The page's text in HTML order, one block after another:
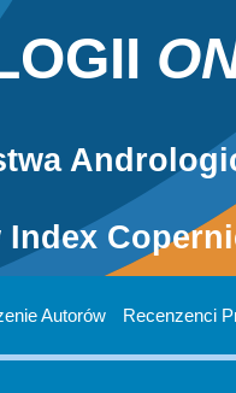
Autorów Recenzenci